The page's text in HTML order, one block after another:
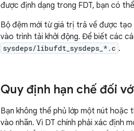
được định dạng trong FDT, bạn có
Bộ đệm mới từ giá trị trả về được tạo
vào trình tải khởi động. Để biết các
sysdeps/libufdt_sysdeps_*.c .
Quy định hạn chế đối
Bạn không thể phủ lớp một nút hoặc
vào nhãn. Vì DT chính phải xác định